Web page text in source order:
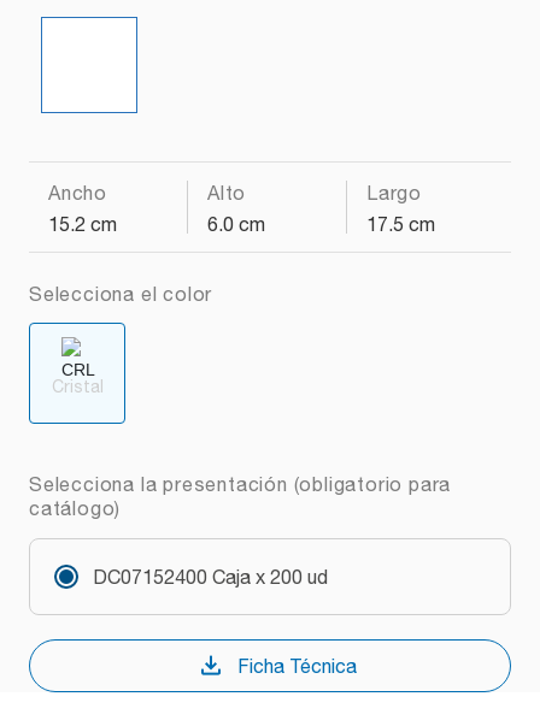
Ancho
15.2 cm
Alto
6.0 cm
Largo
17.5 cm
Selecciona el color
Cristal
Selecciona la presentación (obligatorio para
catálogo)
DC07152400 Caja x 200 ud
Ficha Técnica